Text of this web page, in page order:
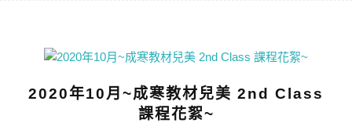
2020年10月~成寒教材兒美 2nd Class
課程花絮~